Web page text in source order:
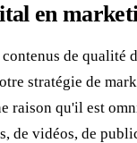
en
de qualité
stratégie de
raison qu'il est
de vidéos, de